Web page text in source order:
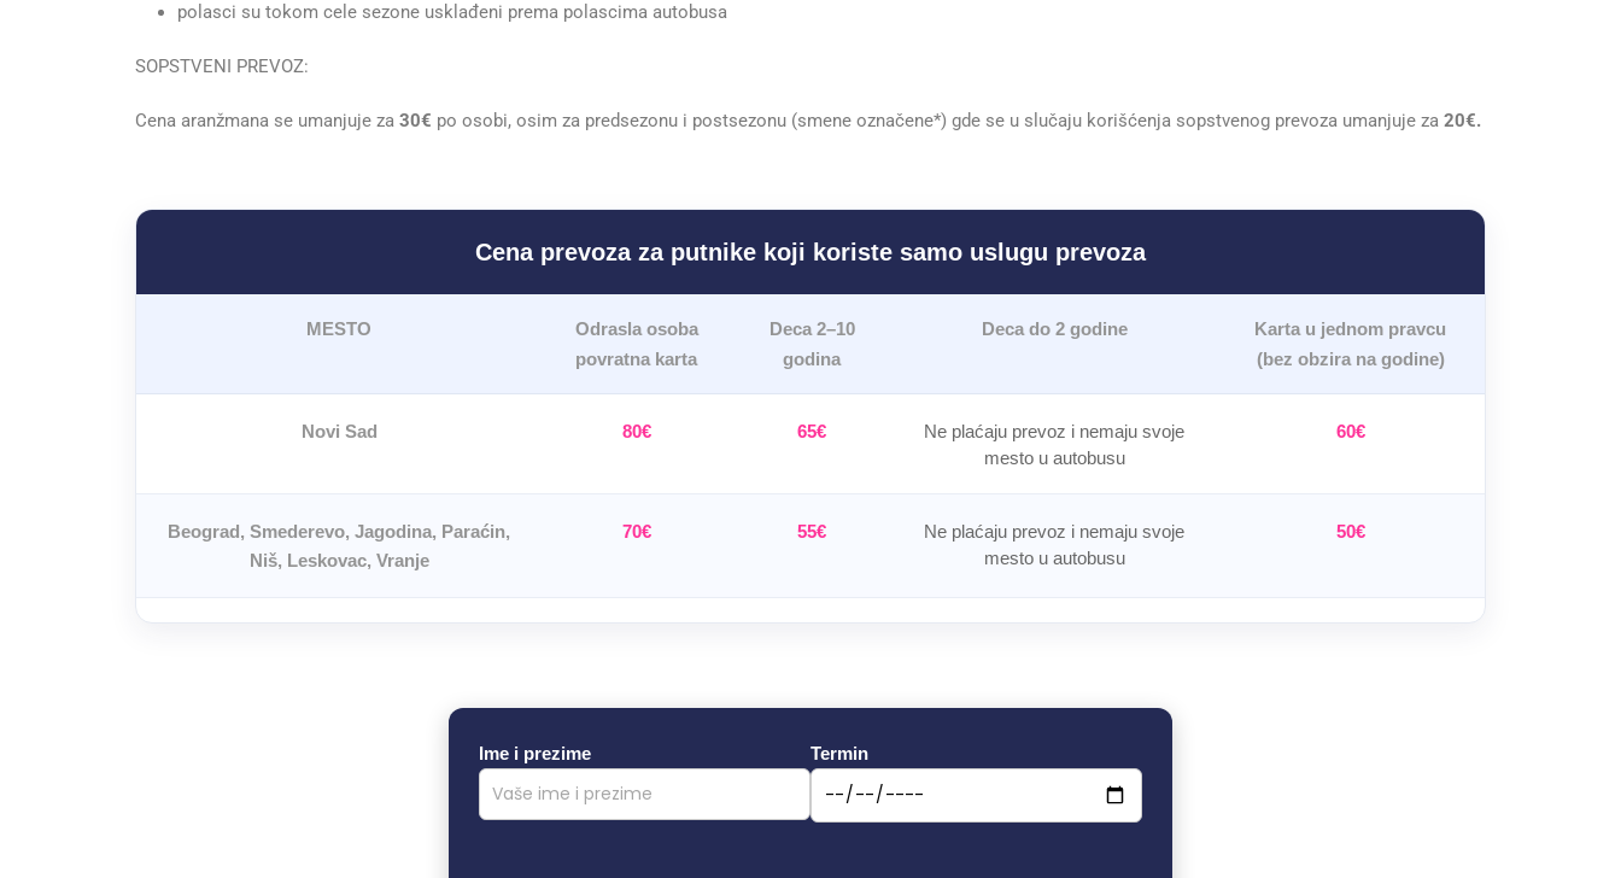
polasci su tokom cele sezone usklađeni prema polascima autobusa
SOPSTVENI PREVOZ:
Cena aranžmana se umanjuje za 30€ po osobi, osim za predsezonu i postsezonu (smene označene*) gde se u slučaju korišćenja sopstvenog prevoza umanjuje za 20€.
Cena prevoza za putnike koji koriste samo uslugu prevoza
MESTO
Odrasla osoba
povratna karta
Deca 2–10
godina
Deca do 2 godine
Karta u jednom pravcu
(bez obzira na godine)
Novi Sad 80€ 65€
Ne plaćaju prevoz i nemaju svoje
mesto u autobusu
60€
Beograd, Smederevo, Jagodina, Paraćin,
Niš, Leskovac, Vranje
70€ 55€
Ne plaćaju prevoz i nemaju svoje
mesto u autobusu
50€
Ime i prezime Termin